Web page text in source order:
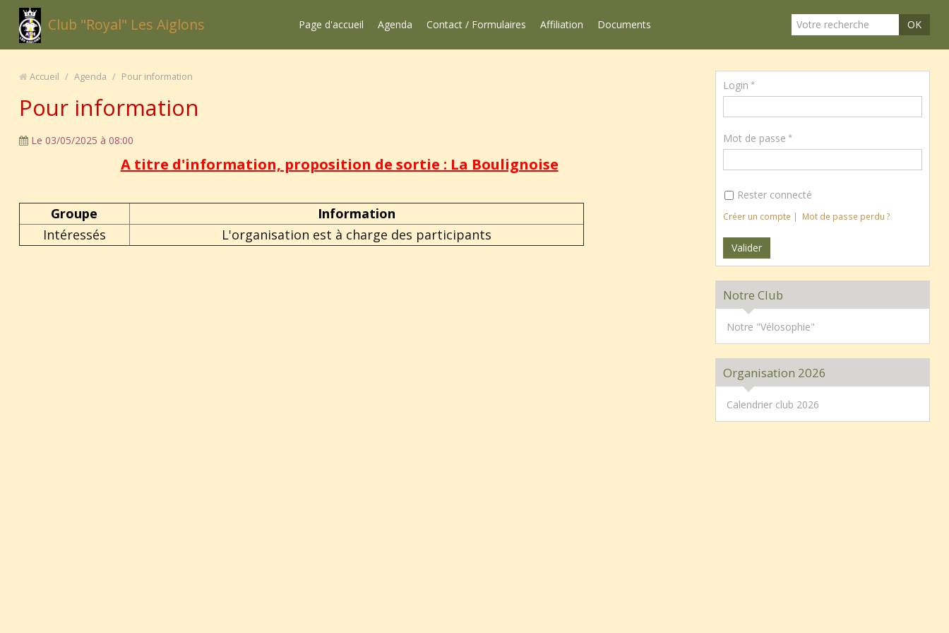
Club "Royal" Les Aiglons OK
Page d'accueil Agenda Contact / Formulaires Affiliation Documents
Accueil / Agenda / Pour information
Pour information
Le 03/05/2025 à 08:00
A titre d'information, proposition de sortie : La Boulignoise
Groupe
Information
Intéressés
L'organisation est à charge des participants
Login
Mot de passe
Rester connecté
Créer un compte | Mot de passe perdu ?
Notre Club
Notre "Vélosophie"
Organisation 2026
Calendrier club 2026